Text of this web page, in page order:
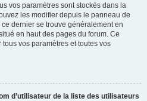
vos paramètres sont stockés dans la
les modifier depuis le panneau de
dernier se trouve généralement en
en haut des pages du forum. Ce
vos paramètres et toutes vos
d’utilisateur de la liste des utilisateurs